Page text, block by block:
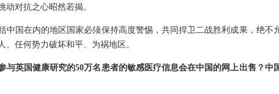
动对抗之心昭然若揭。
中国在内的地区国家必须保持高度警惕，共同捍卫二战胜利成果，绝不
任何势力破坏和平、为祸地区。
与英国健康研究的50万名患者的敏感医疗信息会在中国的网上出售？中